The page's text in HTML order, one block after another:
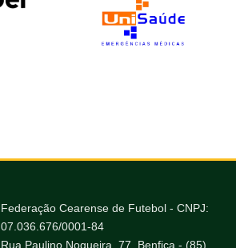
Federação Cearense de Futebol - CNPJ:
07.036.676/0001-84
Rua Paulino Nogueira, 77, Benfica - (85)